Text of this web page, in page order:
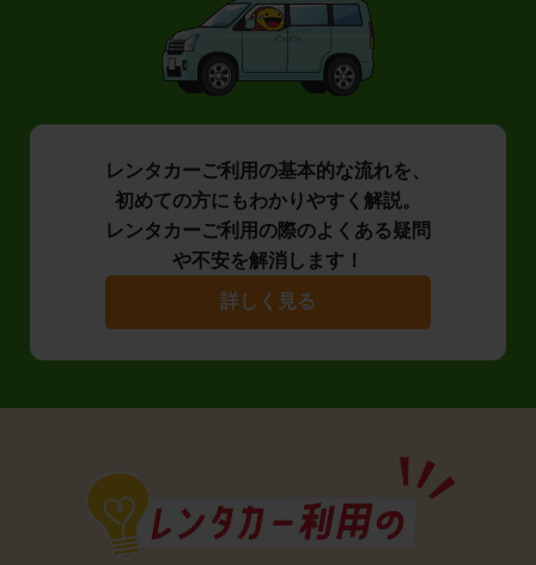
レンタカーご利用の基本的な流れを、
初めての方にもわかりやすく解説。
レンタカーご利用の際のよくある疑問
や不安を解消します！
詳しく見る